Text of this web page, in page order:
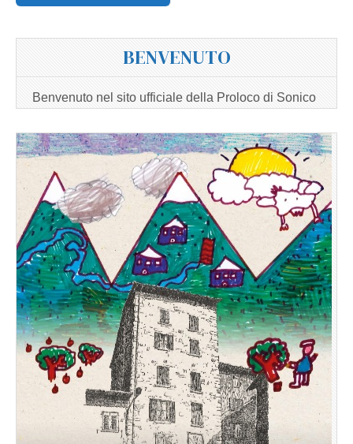
BENVENUTO
Benvenuto nel sito ufficiale della Proloco di Sonico